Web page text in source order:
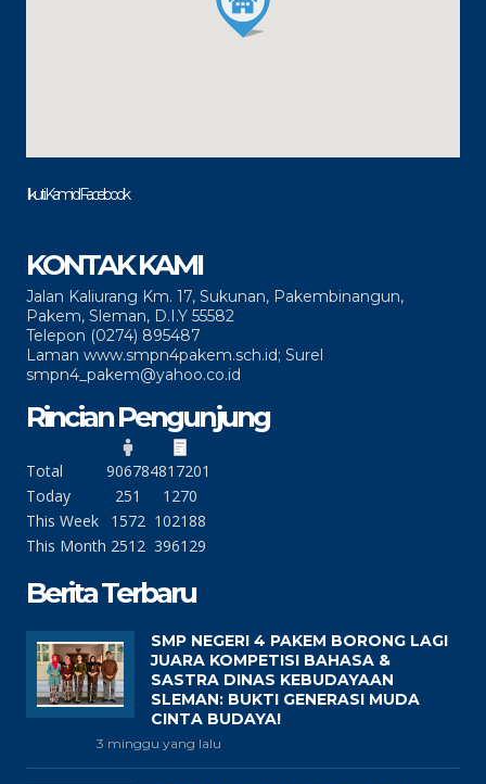
Ikuti Kami di Facebook
KONTAK KAMI
Jalan Kaliurang Km. 17, Sukunan, Pakembinangun,
Pakem, Sleman, D.I.Y 55582
Telepon (0274) 895487
Laman www.smpn4pakem.sch.id; Surel
smpn4_pakem@yahoo.co.id
Rincian Pengunjung
Total 906784817201
Today
251
1270
This Week
1572 102188
This Month 2512 396129
Berita Terbaru
SMP NEGERI 4 PAKEM BORONG LAGI
JUARA KOMPETISI BAHASA &
SASTRA DINAS KEBUDAYAAN
SLEMAN: BUKTI GENERASI MUDA
CINTA BUDAYA!
3 minggu yang lalu